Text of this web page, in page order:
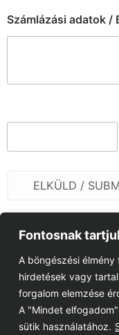
Fontosnak
A böngészési
hirdetések vagy
forgalom elemzése
A "Mindet
sütik használatához.
Számlázási adatok /